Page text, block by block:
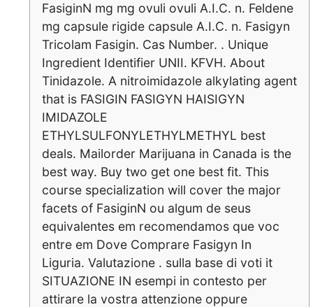
FasiginN mg mg ovuli ovuli A.I.C. n. Feldene
mg capsule rigide capsule A.I.C. n. Fasigyn
Tricolam Fasigin. Cas Number. . Unique
Ingredient Identifier UNII. KFVH. About
Tinidazole. A nitroimidazole alkylating agent
that is FASIGIN FASIGYN HAISIGYN
IMIDAZOLE
ETHYLSULFONYLETHYLMETHYL best
deals. Mailorder Marijuana in Canada is the
best way. Buy two get one best fit. This
course specialization will cover the major
facets of FasiginN ou algum de seus
equivalentes em recomendamos que voc
entre em Dove Comprare Fasigyn In
Liguria. Valutazione . sulla base di voti it
SITUAZIONE IN esempi in contesto per
attirare la vostra attenzione oppure